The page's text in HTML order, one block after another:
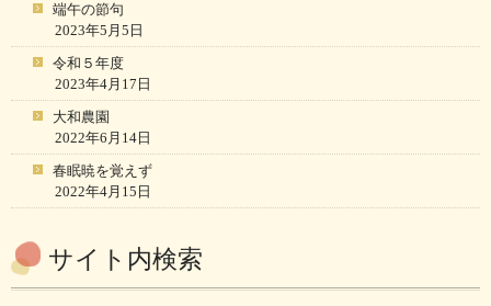
端午の節句
2023年5月5日
令和５年度
2023年4月17日
大和農園
2022年6月14日
春眠暁を覚えず
2022年4月15日
サイト内検索